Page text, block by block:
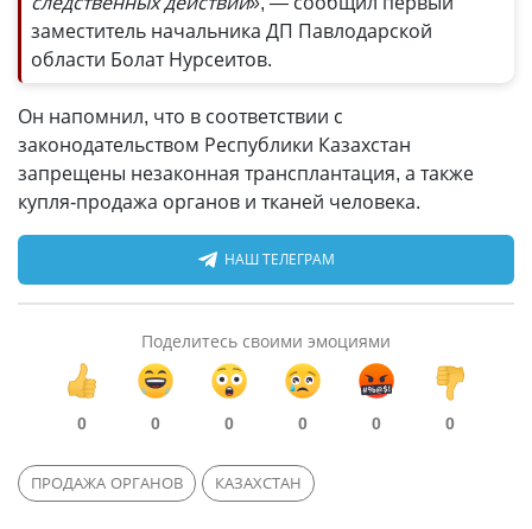
заместитель начальника ДП Павлодарской
области Болат Нурсеитов.
Он напомнил, что в соответствии с
законодательством Республики Казахстан
запрещены незаконная трансплантация, а также
купля-продажа органов и тканей человека.
НАШ ТЕЛЕГРАМ
Поделитесь своими эмоциями
0 0 0 0 0 0
ПРОДАЖА ОРГАНОВ КАЗАХСТАН